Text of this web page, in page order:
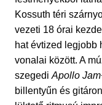
Kossuth téri
vezeti 18 órai
hat évtized legjobb
vonalai között. A
szegedi Apollo
billentyűn és